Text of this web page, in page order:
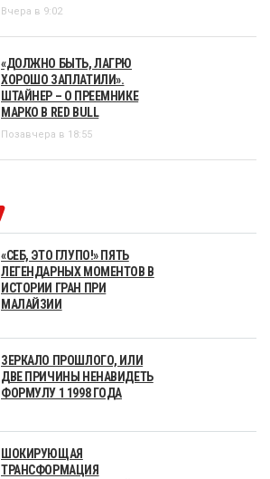
Вчера в 9:02
«ДОЛЖНО БЫТЬ, ЛАГРЮ
ХОРОШО ЗАПЛАТИЛИ».
ШТАЙНЕР – О ПРЕЕМНИКЕ
МАРКО В RED BULL
Позавчера в 18:55
«СЕБ, ЭТО ГЛУПО!» ПЯТЬ
ЛЕГЕНДАРНЫХ МОМЕНТОВ В
ИСТОРИИ ГРАН ПРИ
МАЛАЙЗИИ
ЗЕРКАЛО ПРОШЛОГО, ИЛИ
ДВЕ ПРИЧИНЫ НЕНАВИДЕТЬ
ФОРМУЛУ 1 1998 ГОДА
ШОКИРУЮЩАЯ
ТРАНСФОРМАЦИЯ